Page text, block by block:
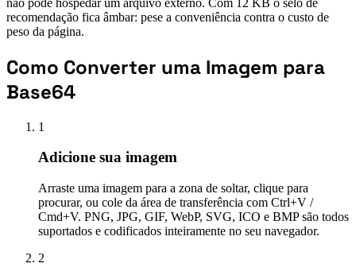
recomendação fica âmbar: pese a conveniência contra o custo de
peso da página.
Como Converter uma Imagem para
Base64
1
Adicione sua imagem
Arraste uma imagem para a zona de soltar, clique para
procurar, ou cole da área de transferência com Ctrl+V /
Cmd+V. PNG, JPG, GIF, WebP, SVG, ICO e BMP são todos
suportados e codificados inteiramente no seu navegador.
2